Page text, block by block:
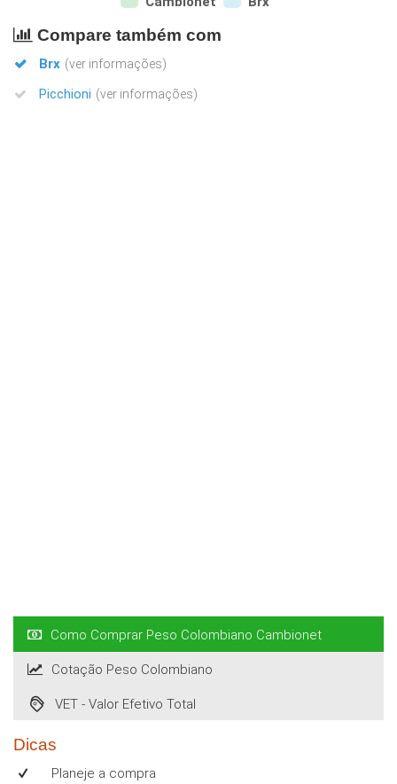
Compare também com
Brx (ver informações)
Picchioni (ver informações)
Como Comprar Peso Colombiano Cambionet
Cotação Peso Colombiano
VET - Valor Efetivo Total
Dicas
Planeje a compra